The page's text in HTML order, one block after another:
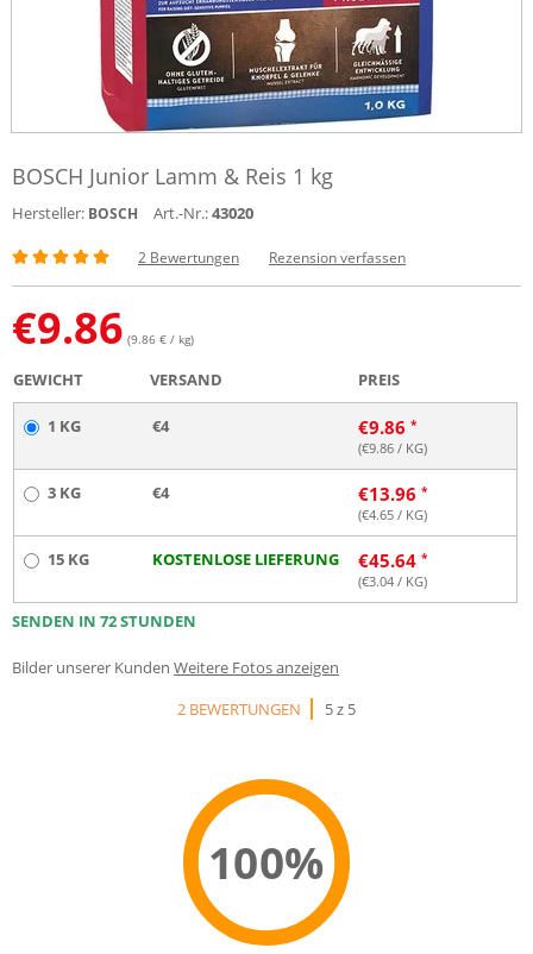
BOSCH Junior Lamm & Reis 1 kg
Hersteller: BOSCH Art.-Nr.:43020
2 Bewertungen Rezension verfassen
€9.86 (9.86 € / kg)
GEWICHT VERSAND PREIS
1 KG €4 €9.86
(€9.86 / KG)
3 KG €4 €13.96
(€4.65 / KG)
15 KG KOSTENLOSE LIEFERUNG €45.64
(€3.04 / KG)
SENDEN IN 72 STUNDEN
Bilder unserer Kunden Weitere Fotos anzeigen
2 BEWERTUNGEN
5 z 5
100%